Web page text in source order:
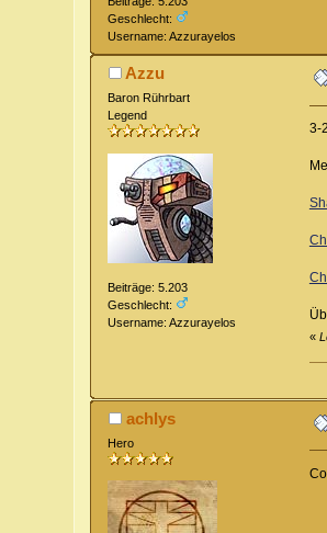
Geschlecht:
Username: Azzurayelos
Azzu
Baron Rührbart
Legend
Beiträge: 5.203
Geschlecht:
Username: Azzurayelos
3-
«
achlys
Hero